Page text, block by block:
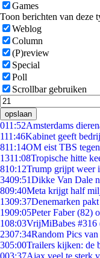
Games
Toon berichten van deze
Weblog
Column
(P)review
Special
Poll
Scrollbar gebruiken
opslaan
011:52Amsterdams
111:46Kabinet geeft
811:14OM eist TBS
1311:08Tropische hitte
810:12Trump grijpt weer
3409:51Dikke Van Dale
809:40Meta krijgt half
1309:37Denemarken
1909:05Peter Faber (82)
108:03VrijMiBabes #316
2307:34Random Pics
305:00Trailers kijken: de
003:37Ajax veel te sterk